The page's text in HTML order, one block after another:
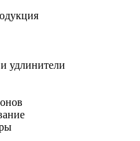
удлинители